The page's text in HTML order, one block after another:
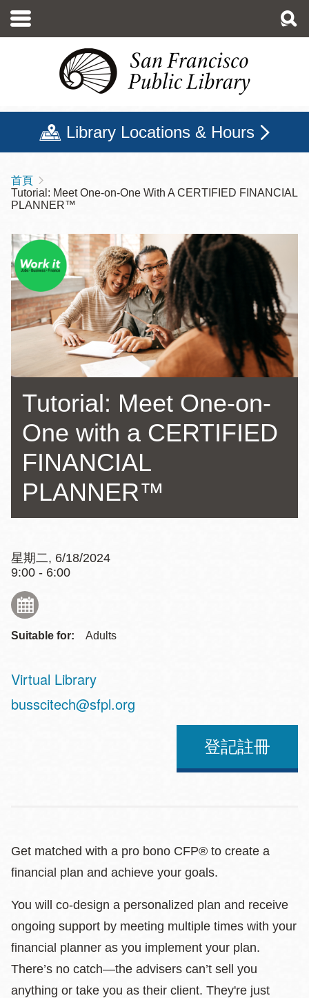
至
Library Locations & Hours
導
航
連
結
首頁
Tutorial: Meet One-on-One With A CERTIFIED FINANCIAL
PLANNER™
Tutorial: Meet One-on-
One with a CERTIFIED
FINANCIAL
PLANNER™
星期二, 6/18/2024
9:00 - 6:00
Suitable for: Adults
Virtual Library
Address
busscitech@sfpl.org
登記註冊
Get matched with a pro bono CFP® to create a
financial plan and achieve your goals.
You will co-design a personalized plan and receive
ongoing support by meeting multiple times with your
financial planner as you implement your plan.
There’s no catch—the advisers can’t sell you
anything or take you as their client. They're just